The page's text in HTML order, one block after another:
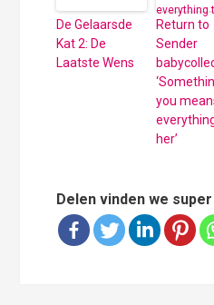
De Gelaarsde
Kat 2: De
Laatste Wens
Return to
Sender
you
her’
Delen vinden we